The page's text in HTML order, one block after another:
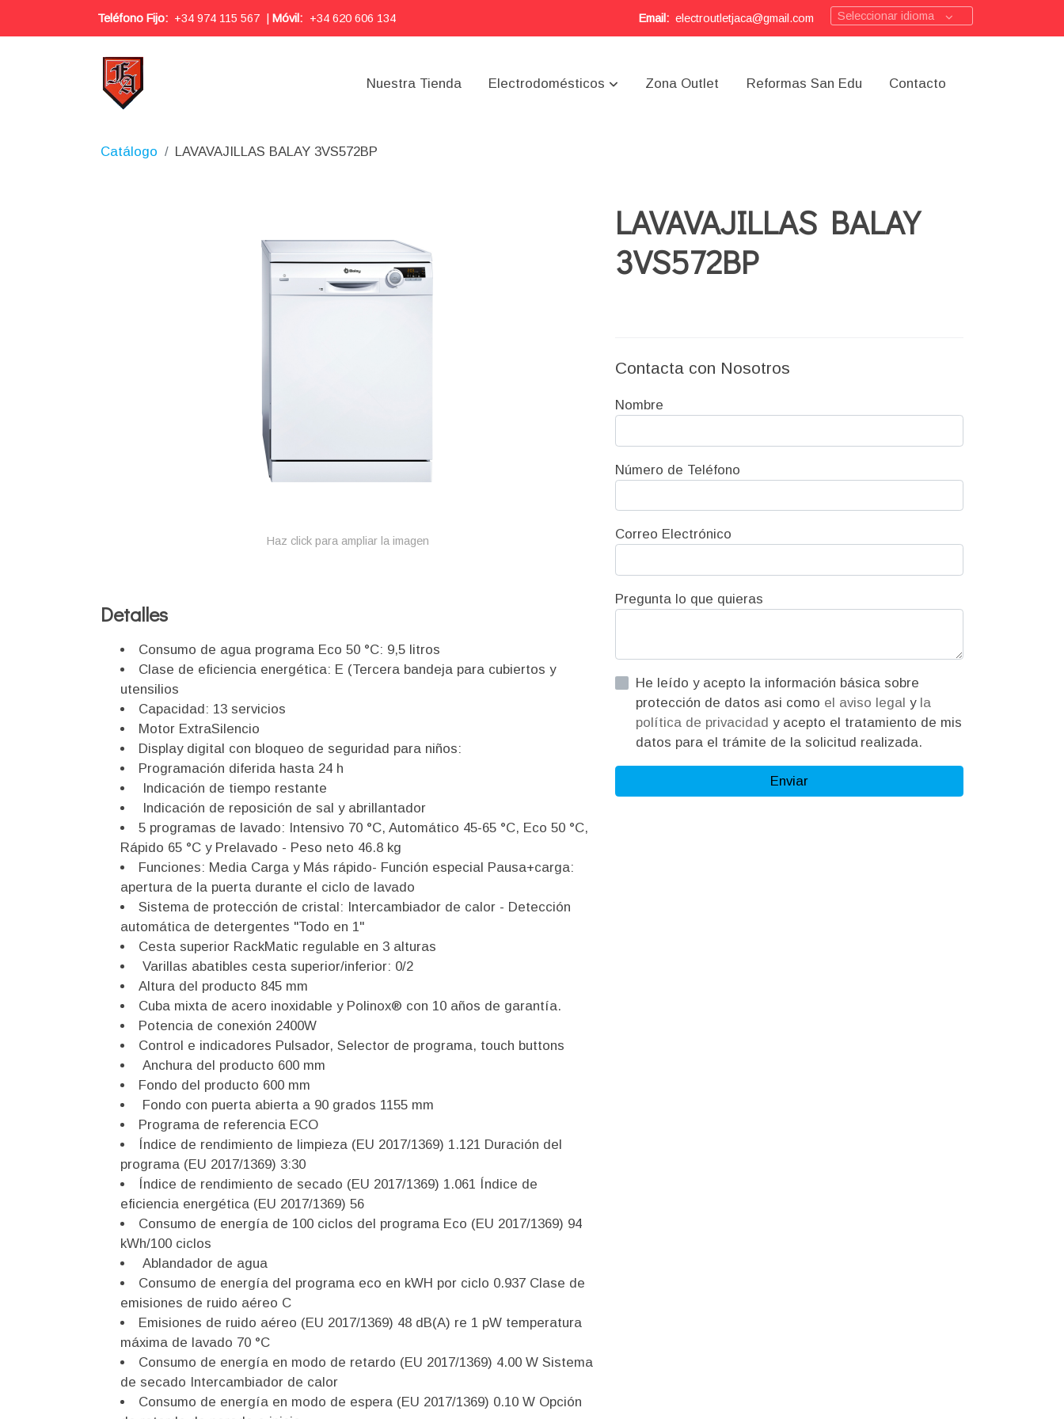
Teléfono Fijo: +34 974 115 567 Móvil: +34 620 606 134 Email: electroutletjaca@gmail.com Seleccionar idioma
Nuestra Tienda Electrodomésticos Zona Outlet Reformas San Edu Contacto
Catálogo LAVAVAJILLAS BALAY 3VS572BP
Haz click para ampliar la imagen
Detalles
Consumo de agua programa Eco 50 °C: 9,5 litros
Clase de eficiencia energética: E (Tercera bandeja para cubiertos y
utensilios
Capacidad: 13 servicios
Motor ExtraSilencio
Display digital con bloqueo de seguridad para niños:
Programación diferida hasta 24 h
Indicación de tiempo restante
Indicación de reposición de sal y abrillantador
5 programas de lavado: Intensivo 70 °C, Automático 45-65 °C, Eco 50 °C,
Rápido 65 °C y Prelavado - Peso neto 46.8 kg
Funciones: Media Carga y Más rápido- Función especial Pausa+carga:
apertura de la puerta durante el ciclo de lavado
Sistema de protección de cristal: Intercambiador de calor - Detección
automática de detergentes "Todo en 1"
Cesta superior RackMatic regulable en 3 alturas
Varillas abatibles cesta superior/inferior: 0/2
Altura del producto 845 mm
Cuba mixta de acero inoxidable y Polinox® con 10 años de garantía.
Potencia de conexión 2400W
Control e indicadores Pulsador, Selector de programa, touch buttons
Anchura del producto 600 mm
Fondo del producto 600 mm
Fondo con puerta abierta a 90 grados 1155 mm
Programa de referencia ECO
Índice de rendimiento de limpieza (EU 2017/1369) 1.121 Duración del
programa (EU 2017/1369) 3:30
Índice de rendimiento de secado (EU 2017/1369) 1.061 Índice de
eficiencia energética (EU 2017/1369) 56
Consumo de energía de 100 ciclos del programa Eco (EU 2017/1369) 94
kWh/100 ciclos
Ablandador de agua
Consumo de energía del programa eco en kWH por ciclo 0.937 Clase de
emisiones de ruido aéreo C
Emisiones de ruido aéreo (EU 2017/1369) 48 dB(A) re 1 pW temperatura
máxima de lavado 70 °C
Consumo de energía en modo de retardo (EU 2017/1369) 4.00 W Sistema
de secado Intercambiador de calor
Consumo de energía en modo de espera (EU 2017/1369) 0.10 W Opción
LAVAVAJILLAS BALAY
3VS572BP
Contacta con Nosotros
Nombre
Número de Teléfono
Correo Electrónico
Pregunta lo que quieras
He leído y acepto la información básica sobre
protección de datos asi como el aviso legal y la
política de privacidad y acepto el tratamiento de mis
datos para el trámite de la solicitud realizada.
Enviar